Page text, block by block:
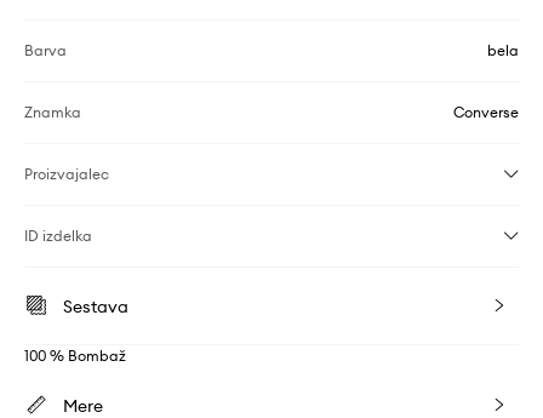
Barva bela
Znamka Converse
Proizvajalec
ID izdelka
Sestava
100 % Bombaž
Mere